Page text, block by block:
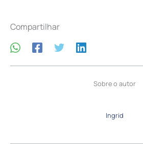
Compartilhar
Sobre o autor
Ingrid